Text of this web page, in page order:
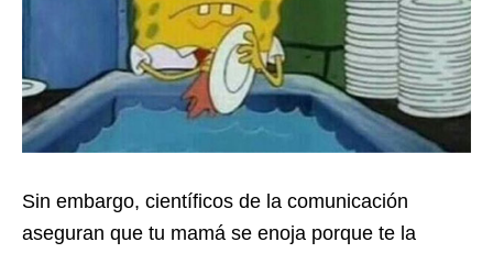
Sin embargo, científicos de la comunicación
aseguran que tu mamá se enoja porque te la